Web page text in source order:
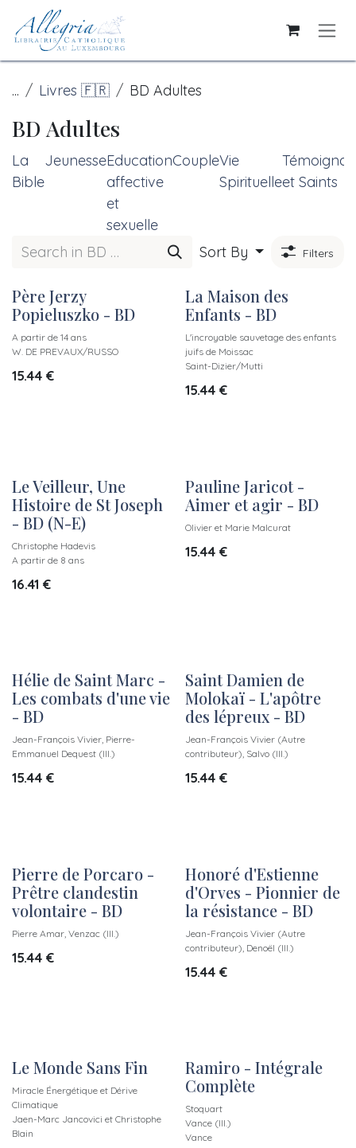
Skip to Content
... Livres 🇫🇷 BD Adultes
BD Adultes
La
Bible
JeunesseEducation
affective
et
sexuelle
CoupleVie
Spirituelleet Saints
Sort By Filters
Père Jerzy
Popieluszko - BD
A partir de 14 ans
W. DE PREVAUX/RUSSO
15.44 €
La Maison des
Enfants - BD
L'incroyable sauvetage des enfants
juifs de Moissac
Saint-Dizier/Mutti
15.44€
Le Veilleur, Une
Histoire de St Joseph
- BD (N-E)
Christophe Hadevis
A partir de 8 ans
16.41 €
Pauline Jaricot -
Aimer et agir - BD
Olivier et Marie Malcurat
15.44€
Hélie de Saint Marc -
Les combats d'une vie
- BD
Jean-François Vivier, Pierre-
Emmanuel Dequest (Ill.)
15.44 €
Saint Damien de
Molokaï - L'apôtre
des lépreux - BD
Jean-François Vivier (Autre
contributeur), Salvo (Ill.)
15.44€
Pierre de Porcaro -
Prêtre clandestin
volontaire - BD
Pierre Amar, Venzac (Ill.)
15.44 €
Honoré d'Estienne
d'Orves - Pionnier de
la résistance - BD
Jean-François Vivier (Autre
contributeur), Denoël (Ill.)
15.44€
Le Monde Sans Fin
Miracle Énergétique et Dérive
Climatique
Jaen-Marc Jancovici et Christophe
Blain
Ramiro - Intégrale
Complète
Stoquart
Vance (Ill.)
Vance